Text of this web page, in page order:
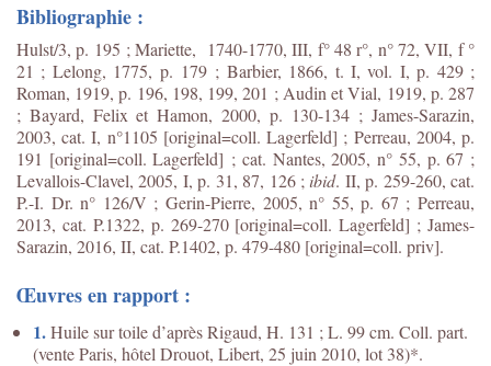
Bibliographie :
Hulst/3, p. 195 ; Mariette, 1740-1770, III, f° 48 r°, n° 72, VII, f °
21 ; Lelong, 1775, p. 179 ; Barbier, 1866, t. I, vol. I, p. 429 ;
Roman, 1919, p. 196, 198, 199, 201 ; Audin et Vial, 1919, p. 287
; Bayard, Felix et Hamon, 2000, p. 130-134 ; James-Sarazin,
2003, cat. I, n°1105 [original=coll. Lagerfeld] ; Perreau, 2004, p.
191 [original=coll. Lagerfeld] ; cat. Nantes, 2005, n° 55, p. 67 ;
Levallois-Clavel, 2005, I, p. 31, 87, 126 ; ibid. II, p. 259-260, cat.
P.-I. Dr. n° 126/V ; Gerin-Pierre, 2005, n° 55, p. 67 ; Perreau,
2013, cat. P.1322, p. 269-270 [original=coll. Lagerfeld] ; James-
Sarazin, 2016, II, cat. P.1402, p. 479-480 [original=coll. priv].
Œuvres en rapport :
1.Huile sur toile d’après Rigaud, H. 131 ; L. 99 cm. Coll. part.
(vente Paris, hôtel Drouot, Libert, 25 juin 2010, lot 38)*.